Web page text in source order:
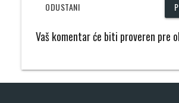
ODUSTANI
Vaš komentar će biti proveren pre